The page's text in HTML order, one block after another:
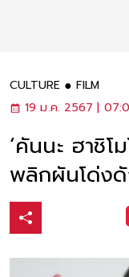
CULTURE
FILM
19 ม.ค. 2567 |
‘คันนะ ฮาชิ
พลิกผันโด่ง